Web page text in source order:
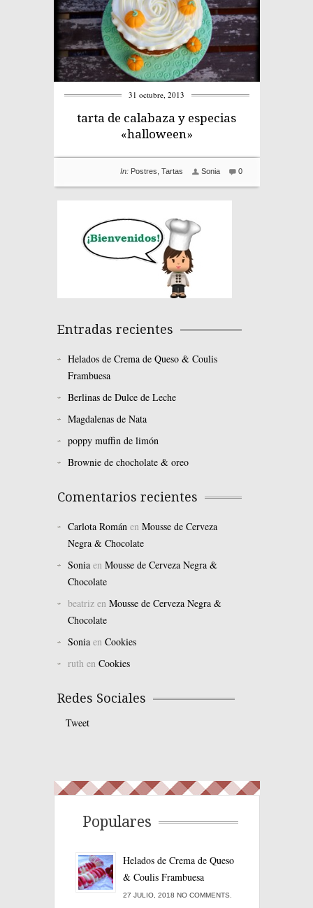
31 octubre, 2013
tarta de calabaza y especias
«halloween»
0
Sonia
In: Postres Tartas
Entradas recientes
Helados de Crema de Queso & Coulis
Frambuesa
Berlinas de Dulce de Leche
Magdalenas de Nata
poppy muffin de limón
Brownie de chocholate & oreo
Comentarios recientes
Carlota Román en Mousse de Cerveza
Negra & Chocolate
Soniaen Mousse de Cerveza Negra &
Chocolate
beatrizen Mousse de Cerveza Negra &
Chocolate
Soniaen Cookies
ruth en Cookies
Redes Sociales
Tweet
Populares
Helados de Crema de Queso
& Coulis Frambuesa
27 JULIO, 2018 NO COMMENTS.